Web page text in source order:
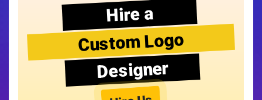
Hire a
Custom Logo
Designer